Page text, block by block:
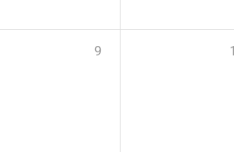
9